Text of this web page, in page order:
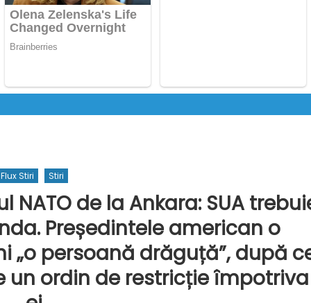
Flux Stiri Stiri
de la Ankara: SUA
Președintele american o
„o persoană drăguță”, după
un ordin de restricție împotriva